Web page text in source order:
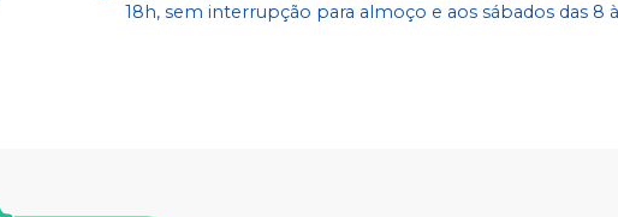
18h, sem interrupção para almoço e aos sábados das 8